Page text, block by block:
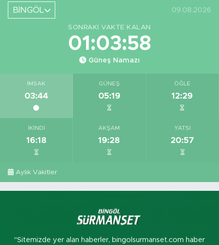
Ediyor
BİNGÖL 09.08.2026
SONRAKI VAKTE KALAN
01:03:58
Güneş Namazı
İMSAK
03:44
GÜNEŞ
05:19
ÖĞLE
12:29
İKINDI
16:18
AKŞAM
19:28
YATSI
20:57
Aylık Vakitler
"Sitemizde yer alan haberler, bingolsurmanset.com haber